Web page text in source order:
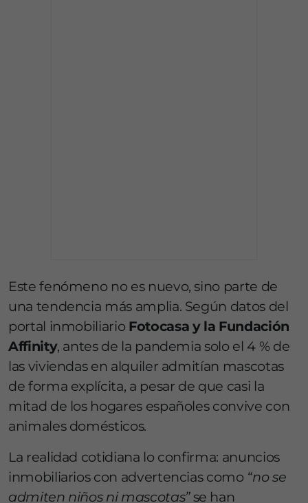
Este fenómeno no es nuevo, sino parte de
una tendencia más amplia. Según datos del
portal inmobiliario Fotocasa y la Fundación
Affinity, antes de la pandemia solo el 4 % de
las viviendas en alquiler admitían mascotas
de forma explícita, a pesar de que casi la
mitad de los hogares españoles convive con
animales domésticos.
La realidad cotidiana lo confirma: anuncios
inmobiliarios con advertencias como “no se
admiten niños ni mascotas”se han